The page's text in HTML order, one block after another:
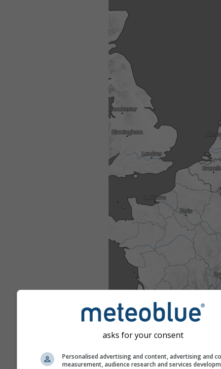
asks for your consent
Personalised advertising and content, advertising and
measurement, audience research and services